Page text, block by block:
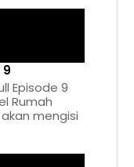
Episode 9
Rumah
mengisi